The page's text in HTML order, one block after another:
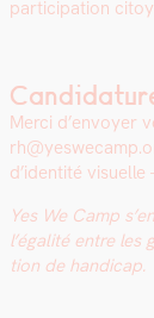
par­tic­i­pa­tion
Mer­ci d’en­voy­er
d’identité
Yes We Camp
l’égalité entre les
tion de hand­i­cap.